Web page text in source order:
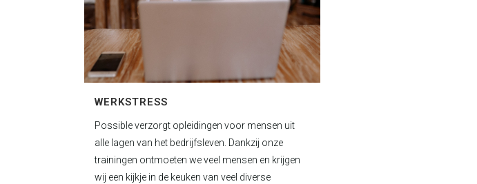
WERKSTRESS
Possible verzorgt opleidingen voor mensen uit
alle lagen van het bedrijfsleven. Dankzij onze
trainingen ontmoeten we veel mensen en krijgen
wij een kijkje in de keuken van veel diverse